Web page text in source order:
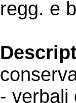
regg. e
- verbali